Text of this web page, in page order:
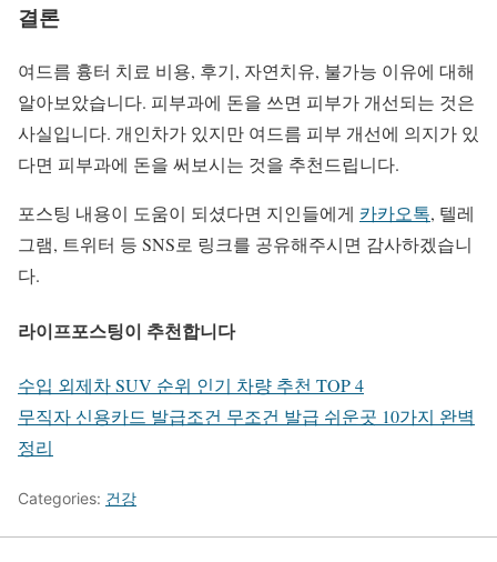
결론
여드름 흉터 치료 비용, 후기, 자연치유, 불가능 이유에 대해
알아보았습니다. 피부과에 돈을 쓰면 피부가 개선되는 것은
사실입니다. 개인차가 있지만 여드름 피부 개선에 의지가 있
다면 피부과에 돈을 써보시는 것을 추천드립니다.
포스팅 내용이 도움이 되셨다면 지인들에게 카카오톡, 텔레
그램, 트위터 등 SNS로 링크를 공유해주시면 감사하겠습니
다.
라이프포스팅이 추천합니다
수입 외제차 SUV 순위 인기 차량 추천 TOP 4
무직자 신용카드 발급조건 무조건 발급 쉬운곳 10가지 완벽
정리
Categories: 건강